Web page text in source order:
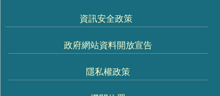
資訊安全政策
政府網站資料開放宣告
隱私權政策